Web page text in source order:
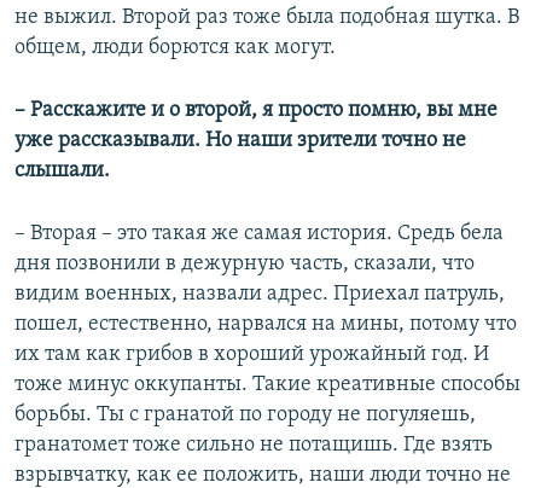
не выжил. Второй раз тоже была подобная шутка. В
общем, люди борются как могут.
– Расскажите и о второй, я просто помню, вы мне
уже рассказывали. Но наши зрители точно не
слышали.
– Вторая – это такая же самая история. Средь бела
дня позвонили в дежурную часть, сказали, что
видим военных, назвали адрес. Приехал патруль,
пошел, естественно, нарвался на мины, потому что
их там как грибов в хороший урожайный год. И
тоже минус оккупанты. Такие креативные способы
борьбы. Ты с гранатой по городу не погуляешь,
гранатомет тоже сильно не потащишь. Где взять
взрывчатку, как ее положить, наши люди точно не